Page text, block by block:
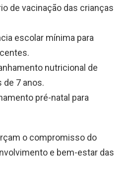
de vacinação das crianças
escolar mínima para
nutricional de
de 7 anos.
pré-natal para
o compromisso do
e bem-estar das